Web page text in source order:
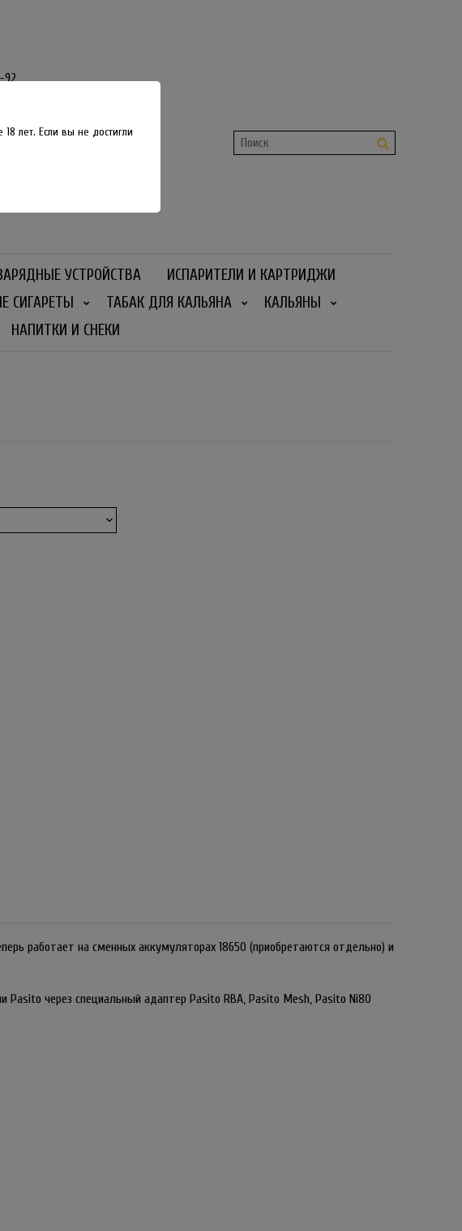
92
Южнобутовская 36
УСТРОЙСТВА
ИСПАРИТЕЛИ И КАРТРИДЖИ
СИГАРЕТЫ ТАБАК ДЛЯ КАЛЬЯНА
КАЛЬЯНЫ
НАПИТКИ И СНЕКИ
работает на сменных аккумуляторах 18650 (приобретаются отдельно) и
Pasito через специальный адаптер Pasito RBA, Pasito Mesh, Pasito Ni80
лет. Если вы не достигли